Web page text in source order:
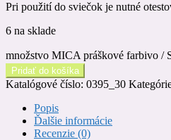
Pri použití do sviečok je nutné
6 na sklade
množstvo MICA práškové farbivo /
Pridať do košíka
Katalógové číslo: 0395_30
Popis
Ďalšie informácie
Recenzie (0)